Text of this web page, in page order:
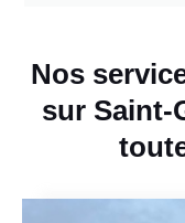
Nos
sur Saint-